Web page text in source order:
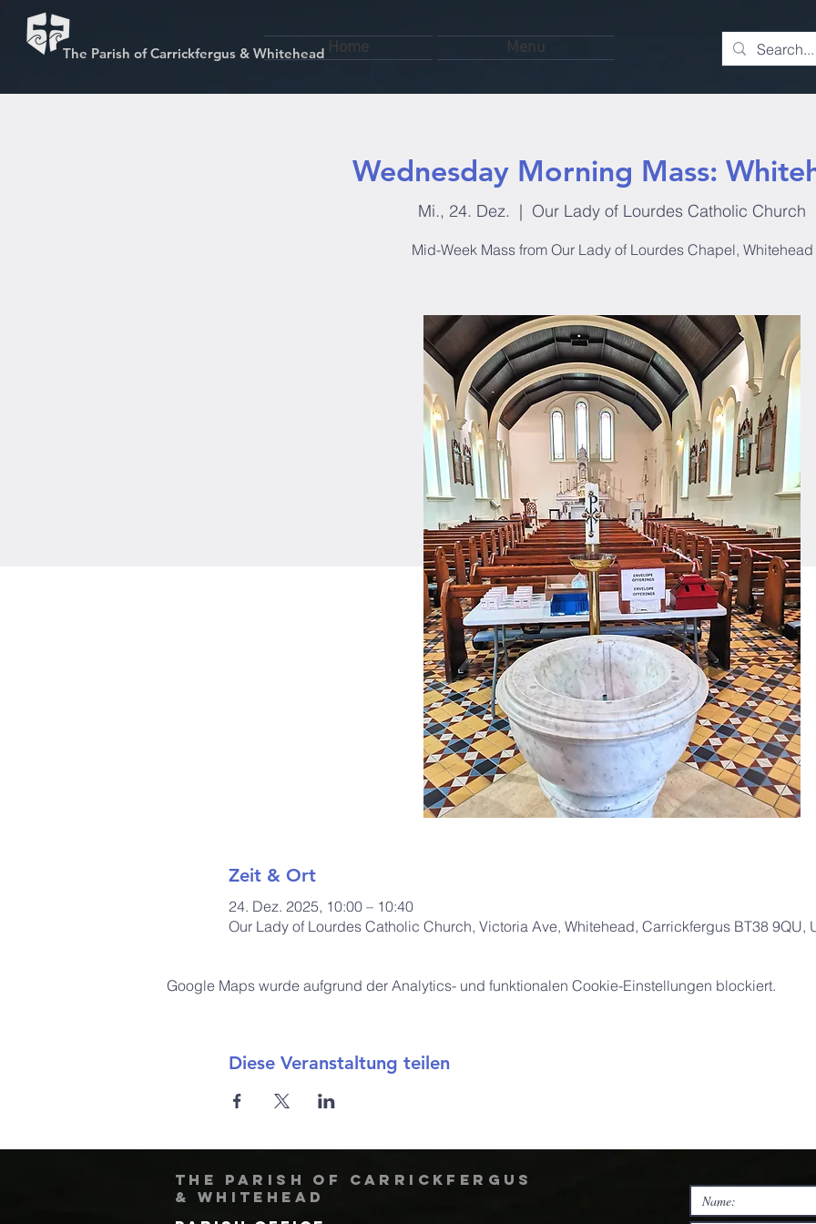
The Parish of Carrickfergus & Whitehead Home Menu
Wednesday Morning Mass:
Mi., 24. Dez.
  |
Our Lady of Lourdes Catholic Church
Mid-Week Mass from Our Lady of Lourdes Chapel, Whitehead
Zeit & Ort
24. Dez. 2025, 10:00 – 10:40
Our Lady of Lourdes Catholic Church, Victoria Ave, Whitehead, Carrickfergus BT38 9QU,
Google Maps wurde aufgrund der Analytics- und funktionalen Cookie-Einstellungen blockiert.
Diese Veranstaltung teilen
The Parish of Carrickfergus
& Whitehead